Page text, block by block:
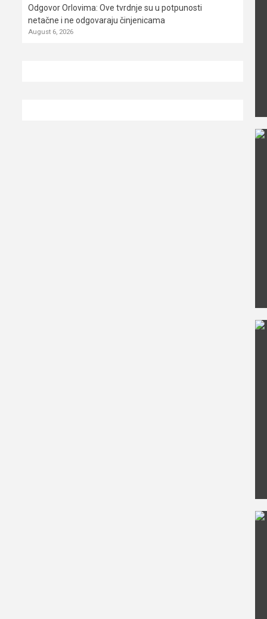
Odgovor Orlovima: ​Ove tvrdnje su u potpunosti
netačne i ne odgovaraju činjenicama
August 6, 2026